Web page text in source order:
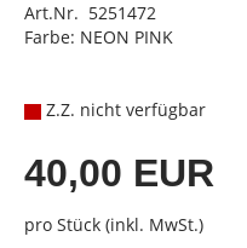
Art.Nr. 5251472
Farbe: NEON PINK
Z.Z. nicht verfügbar
40,00 EUR
pro Stück (inkl. MwSt.)